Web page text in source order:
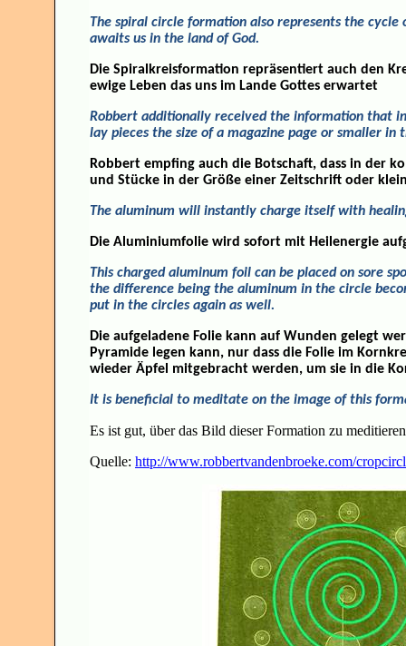
The spiral circle formation also represents the
awaits us in the land of God.
Die Spiralkreisformation repräsentiert auch den
ewige Leben das uns im Lande Gottes erwartet
Robbert additionally received the information that
lay pieces the size of a magazine page or smaller in
Robbert empfing auch die Botschaft, dass in der
und Stücke in der Größe einer Zeitschrift oder
The aluminum will instantly charge itself with
Die Aluminiumfolie wird sofort mit Heilenergie
This charged aluminum foil can be placed on sore
the difference being the aluminum in the circle
put in the circles again as well.
Die aufgeladene Folie kann auf Wunden gelegt
Pyramide legen kann, nur dass die Folie im
wieder Äpfel mitgebracht werden, um sie in die
It is beneficial to meditate on the image of this
Es ist gut, über das Bild dieser Formation zu
Quelle: http://www.robbertvandenbroeke.com/